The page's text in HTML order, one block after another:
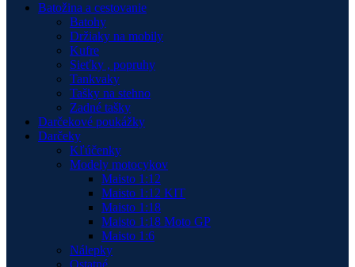
Batožina a cestovanie
Batohy
Držiaky na mobily
Kufre
Sieťky , popruhy
Tankvaky
Tašky na stehno
Zadné tašky
Darčekové poukážky
Darčeky
Kľúčenky
Modely motocykov
Maisto 1:12
Maisto 1:12 KIT
Maisto 1:18
Maisto 1:18 Moto GP
Maisto 1:6
Nálepky
Ostatné